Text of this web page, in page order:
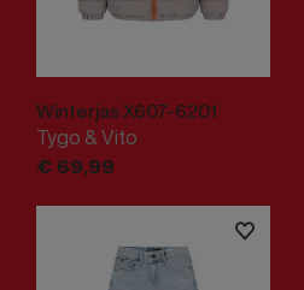
Winterjas X607-6201
Tygo & Vito
€ 69,99